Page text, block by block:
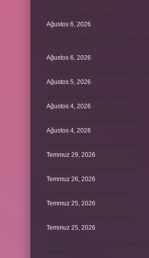
Ağustos 6, 2026
Kur’an’ı baştan sona okuyup
Ağustos 6, 2026
Ağustos 5, 2026
Ağustos 4, 2026
Ağustos 4, 2026
Temmuz 29, 2026
Temmuz 26, 2026
Temmuz 25, 2026
Temmuz 25, 2026